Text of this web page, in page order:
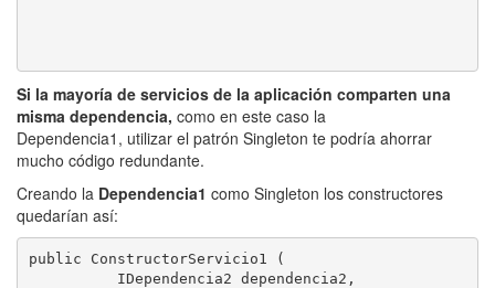
Si la mayoría de servicios de la aplicación comparten una
misma dependencia, como en este caso la
Dependencia1, utilizar el patrón Singleton te podría ahorrar
mucho código redundante.
Creando la Dependencia1 como Singleton los constructores
quedarían así:
public ConstructorServicio1 (
IDependencia2 dependencia2,